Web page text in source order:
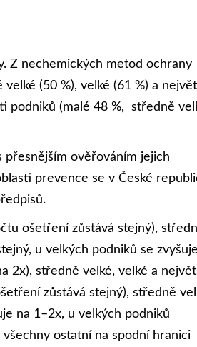
Z nechemických metod ochrany
(50 %), velké (61 %) a
podniků (malé 48 %, středně
přesnějším ověřováním jejich
prevence se v České
ošetření zůstává stejný),
u velkých podniků se zvyšuje
2x), středně velké, velké a
zůstává stejný), středně
na 1–2x, u velkých podniků
ostatní na spodní hranici